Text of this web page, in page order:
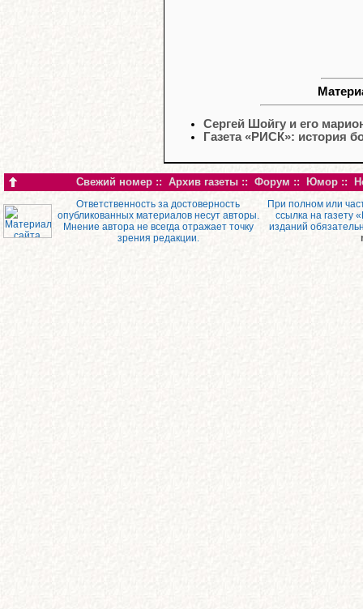
Сергей Шойгу и его
Газета «РИСК»: история
Свежий номер :: Архив газеты :: Форум :: Юмор ::
Ответственность за достоверность
опубликованных материалов несут авторы.
Мнение автора не всегда отражает точку
зрения редакции.
При полном или
ссылка на газету
изданий